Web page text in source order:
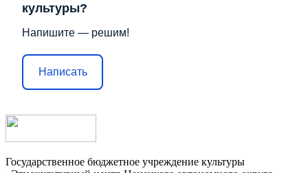
культуры?
Напишите — решим!
Написать
Государственное бюджетное учреждение культуры